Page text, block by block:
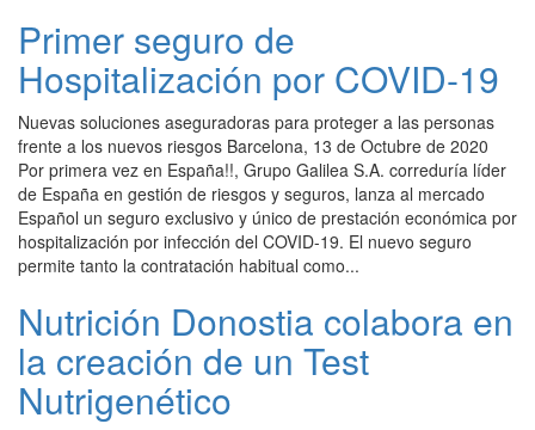
Primer seguro de
Hospitalización por COVID-19
Nuevas soluciones aseguradoras para proteger a las personas
frente a los nuevos riesgos Barcelona, 13 de Octubre de 2020
Por primera vez en España!!, Grupo Galilea S.A. correduría líder
de España en gestión de riesgos y seguros, lanza al mercado
Español un seguro exclusivo y único de prestación económica por
hospitalización por infección del COVID-19. El nuevo seguro
permite tanto la contratación habitual como...
Nutrición Donostia colabora en
la creación de un Test
Nutrigenético